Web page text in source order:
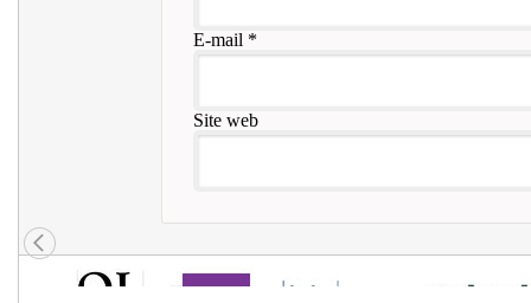
E-mail *
Site web